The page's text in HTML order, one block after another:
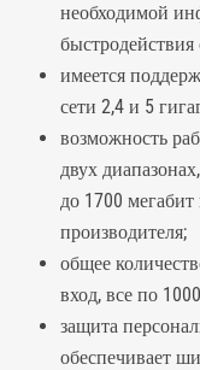
необходимой
быстродействия
имеется
сети 2,4 и 5
возможность
двух
до 1700
производителя;
общее
вход, все по
защита
обеспечивает